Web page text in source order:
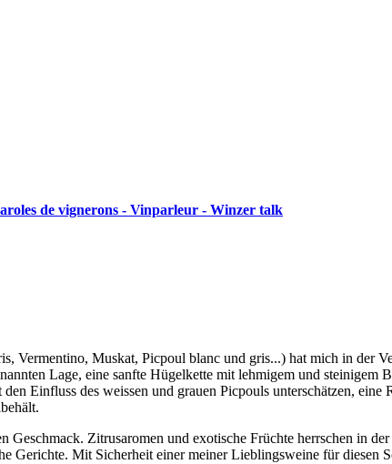
de vignerons - Vinparleur - Winzer talk
Vermentino, Muskat, Picpoul blanc und gris...) hat mich in der
Lage, eine sanfte Hügelkette mit lehmigem und steinigem
Einfluss des weissen und grauen Picpouls unterschätzen, eine
Zitrusaromen und exotische Früchte herrschen in
Gerichte. Mit Sicherheit einer meiner Lieblingsweine für diesen